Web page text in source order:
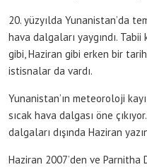
20. yüzyılda Yunanistan’da
hava dalgaları yaygındı.
gibi, Haziran gibi erken bir
istisnalar da vardı.
Yunanistan’ın meteoroloji
sıcak hava dalgası öne
dalgaları dışında Haziran
Haziran 2007’den ve Parnitha